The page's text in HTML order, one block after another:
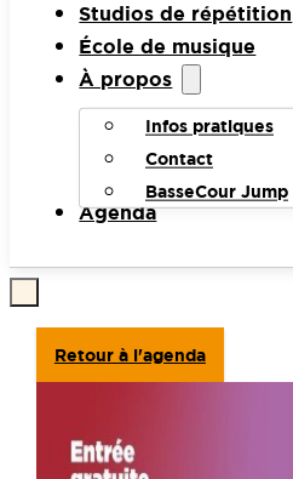
Studios de répétition
École de musique
À propos
Infos pratiques
Contact
BasseCour Jump
Agenda
Retour à l'agenda